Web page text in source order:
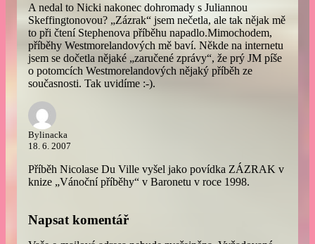
A nedal to Nicki nakonec dohromady s Juliannou
Skeffingtonovou? „Zázrak“ jsem nečetla, ale tak nějak mě
to při čtení Stephenova příběhu napadlo.Mimochodem,
příběhy Westmorelandových mě baví. Někde na internetu
jsem se dočetla nějaké „zaručené zprávy“, že prý JM píše
o potomcích Westmorelandových nějaký příběh ze
současnosti. Tak uvidíme :-).
Bylinacka
18. 6. 2007
Příběh Nicolase Du Ville vyšel jako povídka ZÁZRAK v
knize „Vánoční příběhy“ v Baronetu v roce 1998.
Napsat komentář